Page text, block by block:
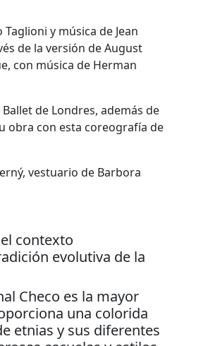
y música de Jean
de la versión de August
con música de Herman
de Londres, además de
obra con esta coreografía de
vestuario de Barbora
contexto
evolutiva de la
Checo es la mayor
una colorida
etnias y sus diferentes